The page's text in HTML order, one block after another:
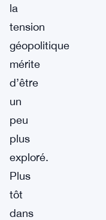
la
tension
géopolitique
mérite
d’être
un
peu
plus
exploré.
Plus
tôt
dans